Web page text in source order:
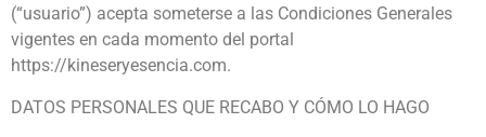
(“usuario”) acepta someterse a las Condiciones Generales
vigentes en cada momento del portal
https://kineseryesencia.com.
DATOS PERSONALES QUE RECABO Y CÓMO LO HAGO